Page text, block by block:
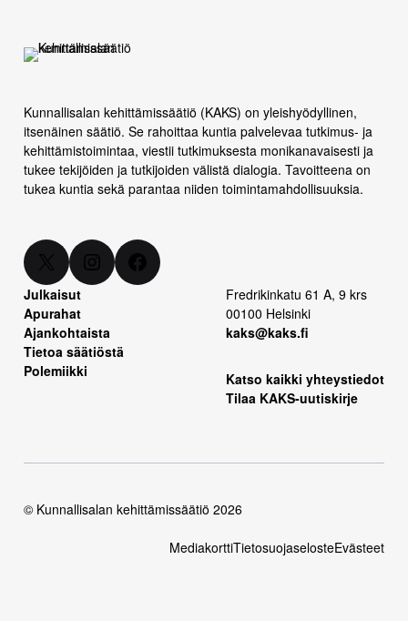
Kunnallisalan kehittämissäätiö (KAKS) on yleishyödyllinen,
itsenäinen säätiö. Se rahoittaa kuntia palvelevaa tutkimus- ja
kehittämistoimintaa, viestii tutkimuksesta monikanavaisesti ja
tukee tekijöiden ja tutkijoiden välistä dialogia. Tavoitteena on
tukea kuntia sekä parantaa niiden toimintamahdollisuuksia.
X Instagram Facebook
Julkaisut
Apurahat
Ajankohtaista
Tietoa säätiöstä
Polemiikki
Fredrikinkatu 61 A, 9 krs
00100 Helsinki
kaks@kaks.fi
Katso kaikki yhteystiedot
Tilaa KAKS-uutiskirje
© Kunnallisalan kehittämissäätiö 2026
MediakorttiTietosuojaselosteEvästeet